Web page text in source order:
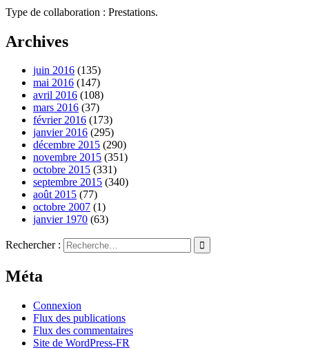
Type de collaboration : Prestations.
Archives
juin 2016 (135)
mai 2016 (147)
avril 2016 (108)
mars 2016 (37)
février 2016 (173)
janvier 2016 (295)
décembre 2015 (290)
novembre 2015 (351)
octobre 2015 (331)
septembre 2015 (340)
août 2015 (77)
octobre 2007 (1)
janvier 1970 (63)
Rechercher :
Méta
Connexion
Flux des publications
Flux des commentaires
Site de WordPress-FR